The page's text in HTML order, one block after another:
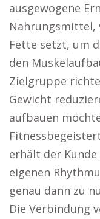
ausgewogene
Nahrungsmittel,
Fette setzt, um
den
Zielgruppe
Gewicht
aufbauen
erhält der
eigenen
genau dann zu
Die Verbindung